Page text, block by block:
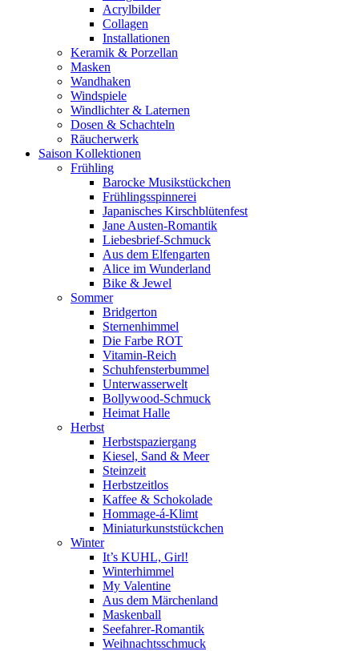
Acrylbilder
Collagen
Installationen
Keramik & Porzellan
Masken
Wandhaken
Windspiele
Windlichter & Laternen
Dosen & Schachteln
Räucherwerk
Saison Kollektionen
Frühling
Barocke Musikstückchen
Frühlingsspinnerei
Japanisches Kirschblütenfest
Jane Austen-Romantik
Liebesbrief-Schmuck
Aus dem Elfengarten
Alice im Wunderland
Bike & Jewel
Sommer
Bridgerton
Sternenhimmel
Die Farbe ROT
Vitamin-Reich
Schuhfensterbummel
Unterwasserwelt
Bollywood-Schmuck
Heimat Halle
Herbst
Herbstspaziergang
Kiesel, Sand & Meer
Steinzeit
Herbstzeitlos
Kaffee & Schokolade
Hommage-á-Klimt
Miniaturkunststückchen
Winter
It’s KUHL, Girl!
Winterhimmel
My Valentine
Aus dem Märchenland
Maskenball
Seefahrer-Romantik
Weihnachtsschmuck